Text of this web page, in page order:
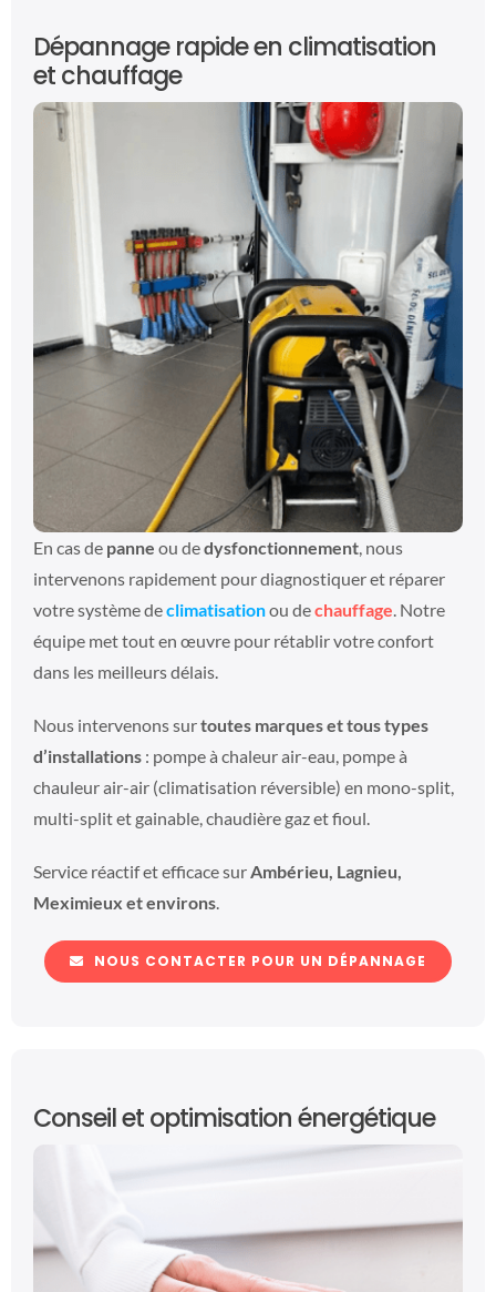
Dépannage rapide en climatisation
et chauffage
En cas de panne ou dedysfonctionnement, nous
intervenons rapidement pour diagnostiquer et réparer
votre système declimatisationou dechauffage . Notre
équipe met tout en œuvre pour rétablir votre confort
dans les meilleurs délais.
Nous intervenons surtoutes marques et tous types
d’installations: pompe à chaleur air-eau, pompe à
chauleur air-air (climatisation réversible) en mono-split,
multi-split et gainable, chaudière gaz et fioul.
Service réactif et efficace sur Ambérieu, Lagnieu,
Meximieux et environs.
NOUS CONTACTER POUR UN DÉPANNAGE
Conseil et optimisation énergétique